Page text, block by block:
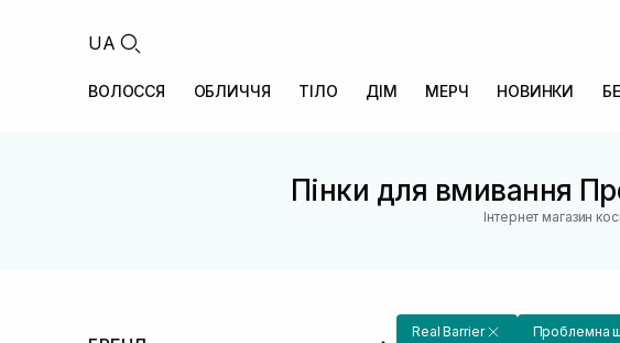
UA
ВОЛОССЯ ОБЛИЧЧЯ ТІЛО ДІМ МЕРЧ НОВИНКИ
Пінки для вмивання
Інтернет магазин
Real Barrier Проблемна